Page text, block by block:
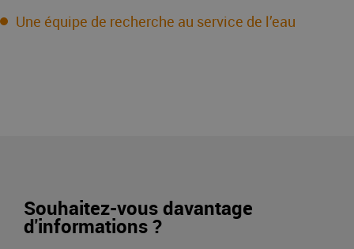
Une équipe de recherche au service de l’eau
Souhaitez-vous davantage
d'informations ?